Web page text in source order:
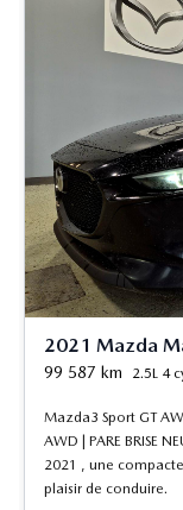
2021 Mazda
99 587 km 2.5L 4
Mazda3 Sport GT
AWD | PARE BRISE
2021 , une
plaisir de conduire.